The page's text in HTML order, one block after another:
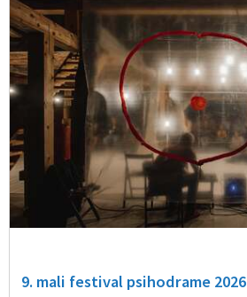
9. mali festival psihodrame 2026